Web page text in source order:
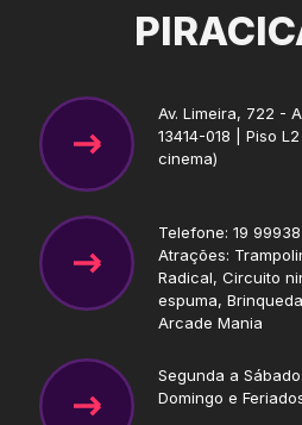
Av. Limeira, 722 -
13414-018 | Piso
cinema)
Telefone: 19
Atrações:
Radical, Circuito
espuma,
Arcade Mania
Segunda a
Domingo e